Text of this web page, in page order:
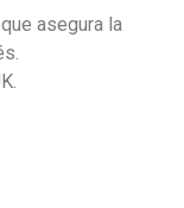
asegura la